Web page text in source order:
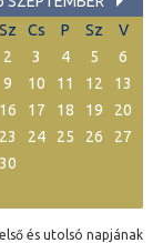
Sz Cs P Sz
V
2 3 4 5
6
9 10 11 12
13
16 17 18 19
20
23 24 25 26
27
30
és utolsó napjának